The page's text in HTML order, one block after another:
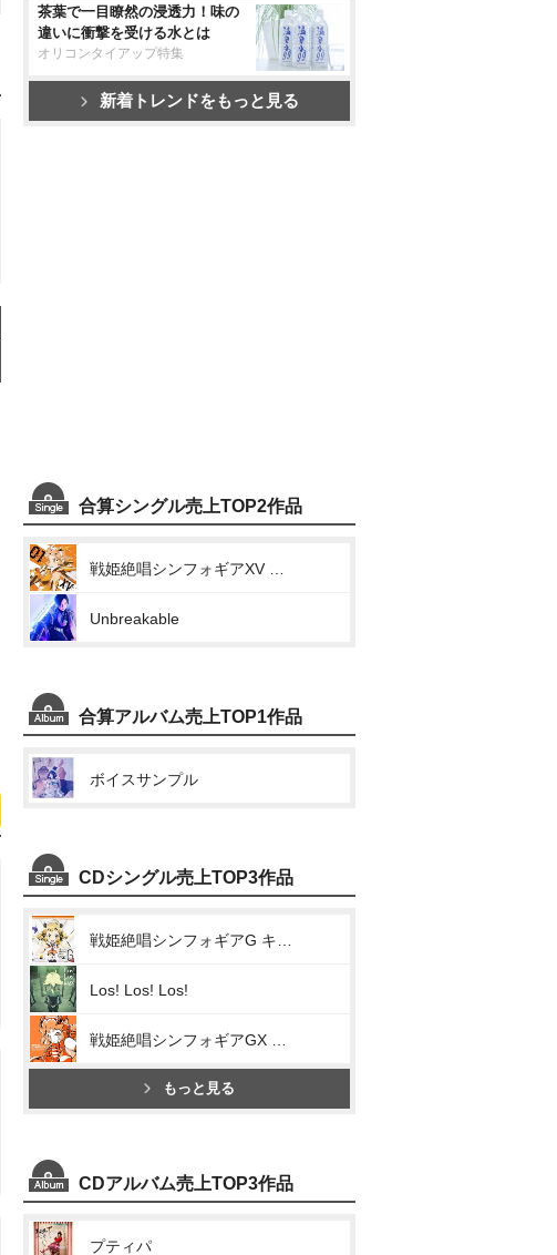
茶葉で一目瞭然の浸透力！味の
違いに衝撃を受ける水とは
オリコンタイアップ特集
新着トレンドをもっと見る
合算シングル売上TOP2作品
Unbreakable
合算アルバム売上TOP1作品
ボイスサンプル
CDシングル売上TOP3作品
Los! Los! Los!
もっと見る
CDアルバム売上TOP3作品
プティパ